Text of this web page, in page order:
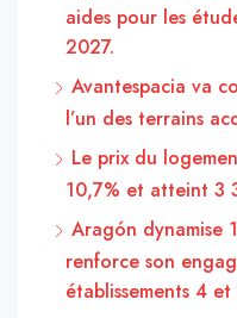
aides pour les
2027.
Avantespacia va
l’un des terrains
Le prix du
10,7% et atteint 3
Aragón dynamise
renforce son
établissements 4